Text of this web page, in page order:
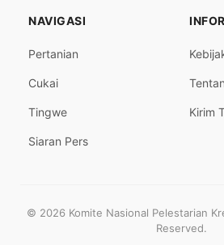
NAVIGASI
Pertanian
Cukai
Tingwe
Siaran Pers
Kirim
© 2026 Komite Nasional Pelestarian
Reserved.